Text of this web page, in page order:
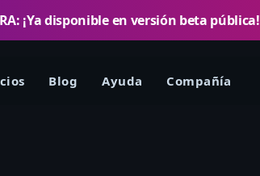
¡Ya disponible en versión beta pública!
Blog Ayuda Compañía